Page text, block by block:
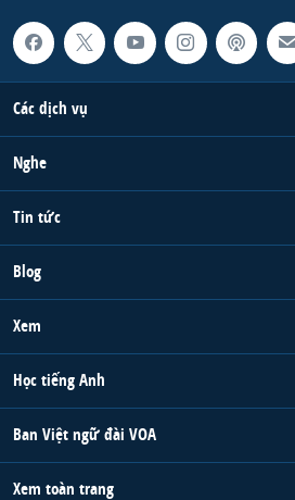
Các dịch vụ
Nghe
Tin tức
Blog
Xem
Học tiếng Anh
Ban Việt ngữ đài VOA
Xem toàn trang